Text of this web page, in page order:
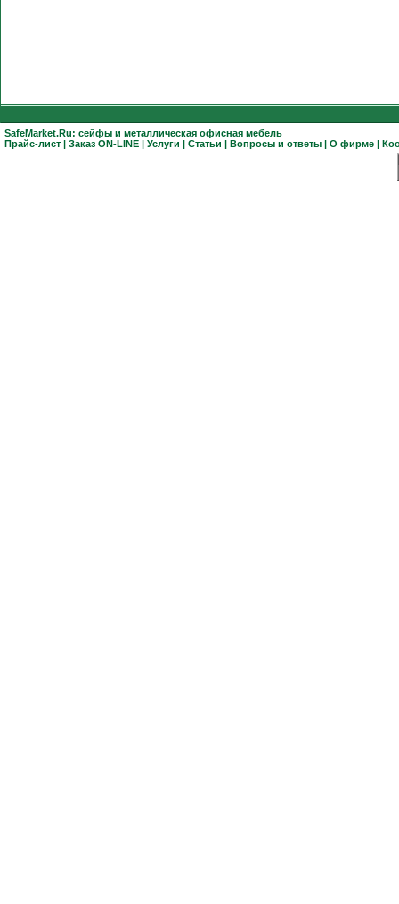
SafeMarket.Ru: сейфы и металлическая офисная мебель
Прайс-лист | Заказ ON-LINE | Услуги | Статьи | Вопросы и ответы | О фирме |